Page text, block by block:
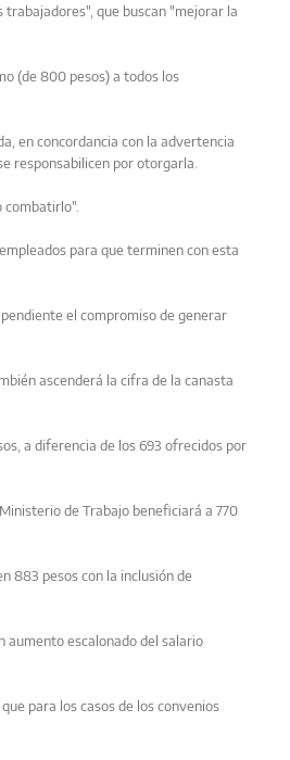
que buscan "mejorar la
(de 800 pesos) a todos los
en concordancia con la advertencia
responsabilicen por otorgarla.
para que terminen con esta
el compromiso de generar
ascenderá la cifra de la canasta
a diferencia de los 693 ofrecidos por
de Trabajo beneficiará a 770
883 pesos con la inclusión de
aumento escalonado del salario
para los casos de los convenios